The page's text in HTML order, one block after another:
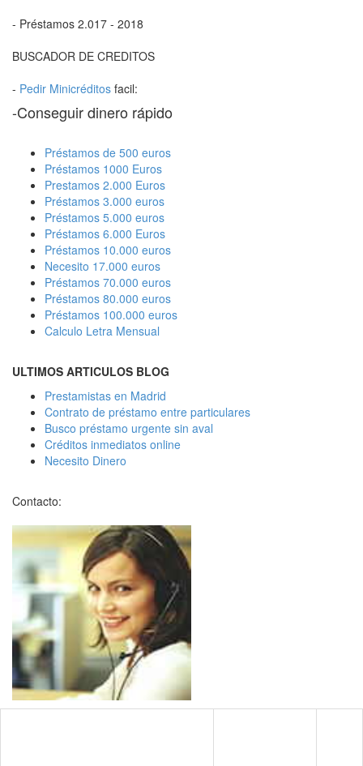
- Préstamos 2.017 - 2018
BUSCADOR DE CREDITOS
- Pedir Minicréditos facil:
-Conseguir dinero rápido
Préstamos de 500 euros
Préstamos 1000 Euros
Prestamos 2.000 Euros
Préstamos 3.000 euros
Préstamos 5.000 euros
Préstamos 6.000 Euros
Préstamos 10.000 euros
Necesito 17.000 euros
Préstamos 70.000 euros
Préstamos 80.000 euros
Préstamos 100.000 euros
Calculo Letra Mensual
ULTIMOS ARTICULOS BLOG
Prestamistas en Madrid
Contrato de préstamo entre particulares
Busco préstamo urgente sin aval
Créditos inmediatos online
Necesito Dinero
Contacto: